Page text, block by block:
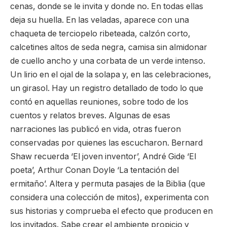
cenas, donde se le invita y donde no. En todas ellas
deja su huella. En las veladas, aparece con una
chaqueta de terciopelo ribeteada, calzón corto,
calcetines altos de seda negra, camisa sin almidonar
de cuello ancho y una corbata de un verde intenso.
Un lirio en el ojal de la solapa y, en las celebraciones,
un girasol. Hay un registro detallado de todo lo que
contó en aquellas reuniones, sobre todo de los
cuentos y relatos breves. Algunas de esas
narraciones las publicó en vida, otras fueron
conservadas por quienes las escucharon. Bernard
Shaw recuerda ‘El joven inventor’, André Gide ‘El
poeta’, Arthur Conan Doyle ‘La tentación del
ermitaño’. Altera y permuta pasajes de la Biblia (que
considera una colección de mitos), experimenta con
sus historias y comprueba el efecto que producen en
los invitados. Sabe crear el ambiente propicio y